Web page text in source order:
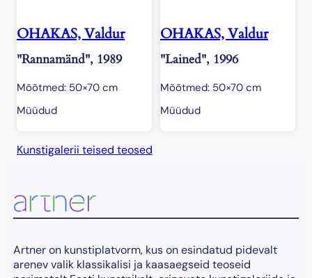
OHAKAS, Valdur
"Rannamänd", 1989
Mõõtmed: 50×70 cm
Müüdud
OHAKAS, Valdur
"Lained", 1996
Mõõtmed: 50×70 cm
Müüdud
Kunstigalerii teised teosed
Artner on kunstiplatvorm, kus on esindatud pidevalt
arenev valik klassikalisi ja kaasaegseid teoseid